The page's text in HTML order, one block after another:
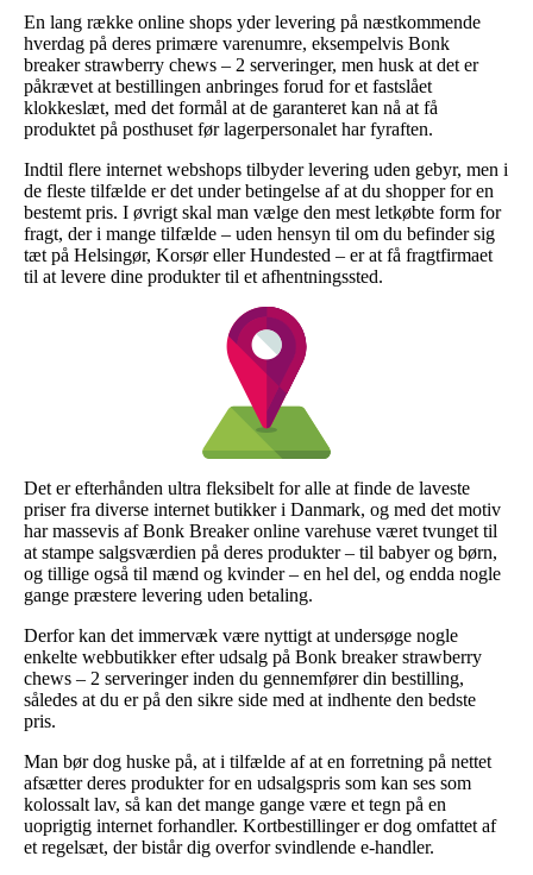
En lang række online shops yder levering på næstkommende
hverdag på deres primære varenumre, eksempelvis Bonk
breaker strawberry chews – 2 serveringer, men husk at det er
påkrævet at bestillingen anbringes forud for et fastslået
klokkeslæt, med det formål at de garanteret kan nå at få
produktet på posthuset før lagerpersonalet har fyraften.
Indtil flere internet webshops tilbyder levering uden gebyr, men i
de fleste tilfælde er det under betingelse af at du shopper for en
bestemt pris. I øvrigt skal man vælge den mest letkøbte form for
fragt, der i mange tilfælde – uden hensyn til om du befinder sig
tæt på Helsingør, Korsør eller Hundested – er at få fragtfirmaet
til at levere dine produkter til et afhentningssted.
Det er efterhånden ultra fleksibelt for alle at finde de laveste
priser fra diverse internet butikker i Danmark, og med det motiv
har massevis af Bonk Breaker online varehuse været tvunget til
at stampe salgsværdien på deres produkter – til babyer og børn,
og tillige også til mænd og kvinder – en hel del, og endda nogle
gange præstere levering uden betaling.
Derfor kan det immervæk være nyttigt at undersøge nogle
enkelte webbutikker efter udsalg på Bonk breaker strawberry
chews – 2 serveringer inden du gennemfører din bestilling,
således at du er på den sikre side med at indhente den bedste
pris.
Man bør dog huske på, at i tilfælde af at en forretning på nettet
afsætter deres produkter for en udsalgspris som kan ses som
kolossalt lav, så kan det mange gange være et tegn på en
uoprigtig internet forhandler. Kortbestillinger er dog omfattet af
et regelsæt, der bistår dig overfor svindlende e-handler.